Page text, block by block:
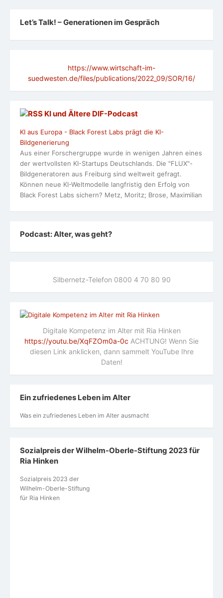
Let’s Talk! – Generationen im Gespräch
https://www.wirtschaft-im-
suedwesten.de/files/publications/2022_09/SOR/16/
KI und Ältere DlF-Podcast
KI aus Europa - Black Forest Labs prägt die KI-
Bildgenerierung
Aus einer Forschergruppe wurde in wenigen Jahren eines
der wertvollsten KI-Startups Deutschlands. Die "FLUX"-
Bildgeneratoren aus Freiburg sind weltweit gefragt.
Können neue KI-Weltmodelle langfristig den Erfolg von
Black Forest Labs sichern? Metz, Moritz; Brose, Maximilian
Podcast: Alter, was geht?
Silbernetz-Telefon 0800 4 70 80 90
Digitale Kompetenz im Alter mit Ria Hinken
https://youtu.be/XqFZOm0a-0c ACHTUNG! Wenn Sie
diesen Link anklicken, dann sammelt YouTube Ihre
Daten!
Ein zufriedenes Leben im Alter
Was ein zufriedenes Leben im Alter ausmacht
Sozialpreis der Wilhelm-Oberle-Stiftung 2023 für
Ria Hinken
Sozialpreis 2023 der
Wilhelm-Oberle-Stiftung
für Ria Hinken